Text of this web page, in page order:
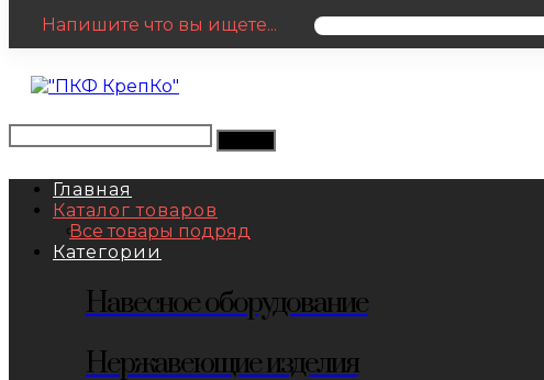
Напишите что вы ищете...
Главная
Каталог товаров
Все товары подряд
Категории
Навесное оборудование
Нержавеющие изделия